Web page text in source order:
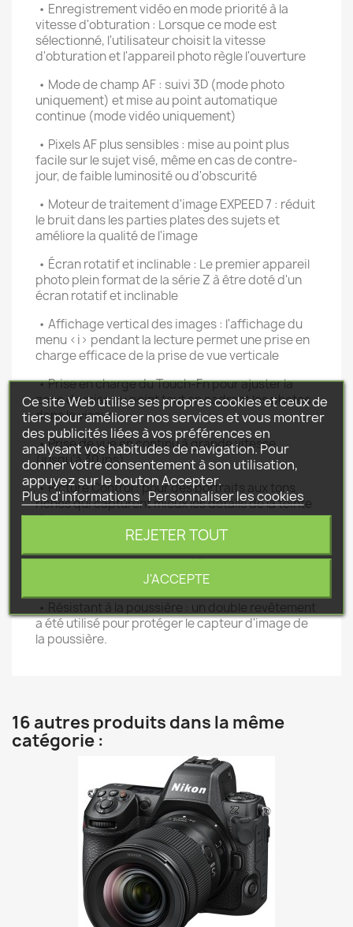
• Enregistrement vidéo en mode priorité à la
vitesse d'obturation : Lorsque ce mode est
sélectionné, l'utilisateur choisit la vitesse
d'obturation et l'appareil photo règle l'ouverture
• Mode de champ AF : suivi 3D (mode photo
uniquement) et mise au point automatique
continue (mode vidéo uniquement)
• Pixels AF plus sensibles : mise au point plus
facile sur le sujet visé, même en cas de contre-
jour, de faible luminosité ou d'obscurité
• Moteur de traitement d'image EXPEED 7 : réduit
le bruit dans les parties plates des sujets et
améliore la qualité de l'image
• Écran rotatif et inclinable : Le premier appareil
photo plein format de la série Z à être doté d'un
écran rotatif et inclinable
• Affichage vertical des images : l'affichage du
menu <i> pendant la lecture permet une prise en
charge efficace de la prise de vue verticale
• Prise en charge du Touch-Fn pour ajuster la
zone de mise au point tout en cadrant les photos
dans le viseur
• Prise de vue en continu à grande vitesse
(jusqu'à 30 ips)
• Picture Control : pour des portraits aux tons
riches qui capturent mieux les détails de la teinte
du sujet
prend en charge les cartes SD et l'autre les cartes
• Résistant à la poussière : un double revêtement
a été utilisé pour protéger le capteur d'image de
la poussière.
16 autres produits dans la même
catégorie :
Ce site Web utilise ses propres cookies et ceux de
tiers pour améliorer nos services et vous montrer
des publicités liées à vos préférences en
analysant vos habitudes de navigation. Pour
donner votre consentement à son utilisation,
appuyez sur le bouton Accepter.
Plus d'informations Personnaliser les cookies
REJETER TOUT
J'ACCEPTE